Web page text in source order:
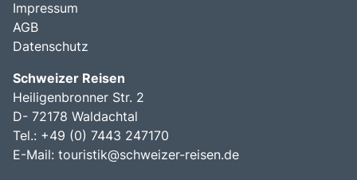
Impressum
AGB
Datenschutz
Schweizer Reisen
Heiligenbronner Str. 2
D- 72178 Waldachtal
Tel.: +49 (0) 7443 247170
E-Mail: touristik@schweizer-reisen.de